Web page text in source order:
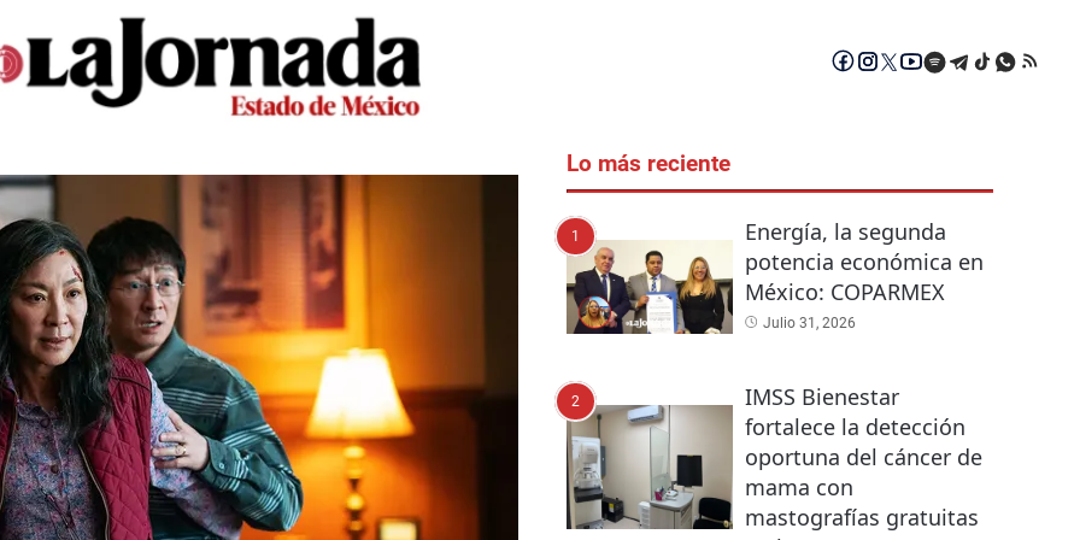
Lo más reciente
1
Energía, la segunda
potencia económica en
México: COPARMEX
Julio 31, 2026
2
IMSS Bienestar
fortalece la detección
oportuna del cáncer de
mama con
mastografías gratuitas